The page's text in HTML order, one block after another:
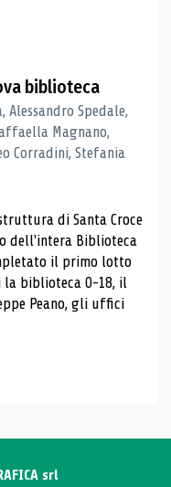
biblioteca
Spedale,
Magnano,
Corradini, Stefania
di Santa Croce
dell'intera Biblioteca
il primo lotto
la biblioteca 0-18, il
Peano, gli uffici
srl